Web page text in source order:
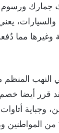
جمارك
والسيارات،
وغيرها مما
النهب المنظم
فقد قرر أيضا
وجباية
المواطنين